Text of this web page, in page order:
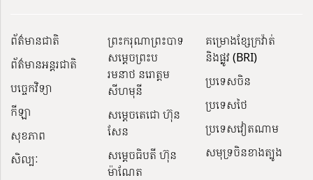
ព័ត៌មានជាតិ
ព័ត៌មានអន្តរជាតិ
បច្ចេកវិទ្យា
កីឡា
សុខភាព
សិល្បៈ
ព្រះករុណាព្រះបាទ
សម្តេចព្រះប
រមនាថ នរោត្តម
សីហមុនី
សម្តេចតេជោ ហ៊ុន
សែន
សម្ដេចធិបតី ហ៊ុន
ម៉ាណែត
គម្រោងខ្សែក្រវ៉ាត់
និងផ្លូវ (BRI)
ប្រទេសចិន
ប្រទេសថៃ
ប្រទេសវៀតណាម
សមុទ្រចិនខាងត្បូង